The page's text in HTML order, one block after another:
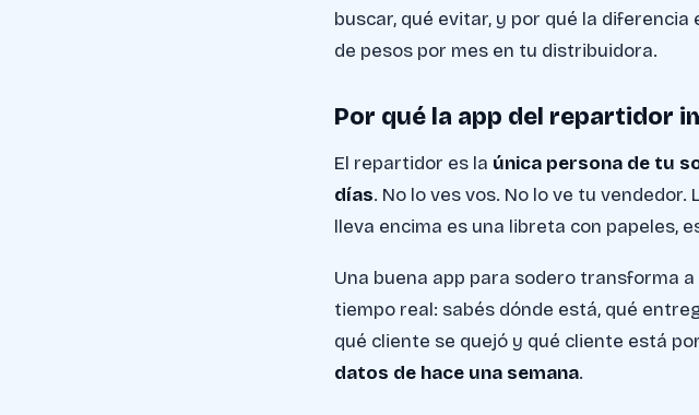
buscar, qué evitar, y por qué la
de pesos por mes en tu distribuidora.
Por qué la app del repartidor
El repartidor es la única persona de tu
días. No lo ves vos. No lo ve tu
lleva encima es una libreta con papeles,
Una buena app para sodero transforma
tiempo real: sabés dónde está, qué
qué cliente se quejó y qué cliente está
datos de hace una semana.